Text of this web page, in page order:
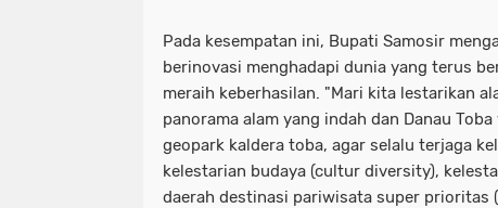
Pada kesempatan ini, Bupati Samosir
berinovasi menghadapi dunia yang terus
meraih keberhasilan. "Mari kita lestarikan
panorama alam yang indah dan Danau
geopark kaldera toba, agar selalu terjaga
kelestarian budaya (cultur diversity),
daerah destinasi pariwisata super prioritas